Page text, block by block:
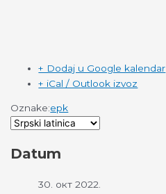
+ Dodaj u Google kalendar
+ iCal / Outlook izvoz
Oznake:epk
Datum
30. окт 2022.